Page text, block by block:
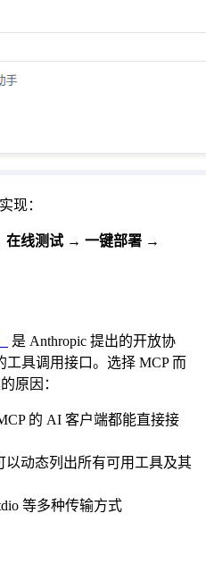
现：
线测试 → 一键部署 →
是 Anthropic 提出的开放协
具调用接口。选择 MCP 而
原因：
的 AI 客户端都能直接接
以动态列出所有可用工具及其
等多种传输方式